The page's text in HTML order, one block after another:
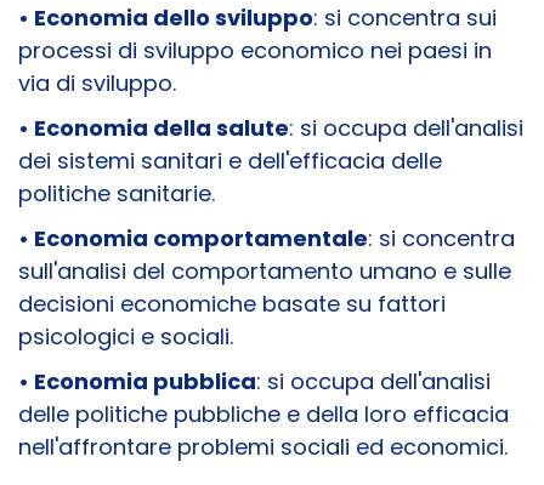
• Economia dello sviluppo: si concentra sui
processi di sviluppo economico nei paesi in
via di sviluppo.
• Economia della salute: si occupa dell'analisi
dei sistemi sanitari e dell'efficacia delle
politiche sanitarie.
• Economia comportamentale: si concentra
sull'analisi del comportamento umano e sulle
decisioni economiche basate su fattori
psicologici e sociali.
• Economia pubblica: si occupa dell'analisi
delle politiche pubbliche e della loro efficacia
nell'affrontare problemi sociali ed economici.